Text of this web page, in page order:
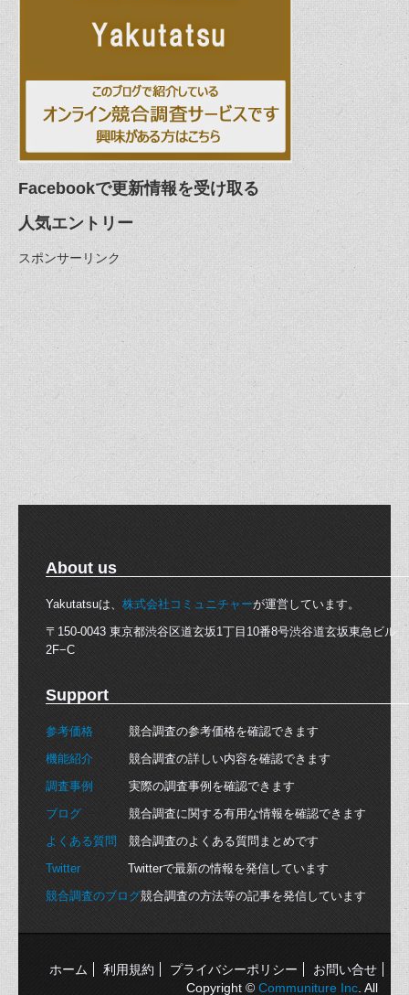
Facebookで更新情報を受け取る
人気エントリー
スポンサーリンク
About us
Yakutatsuは、 株式会社コミュニチャーが運営しています。
〒150-0043 東京都渋谷区道玄坂1丁目10番8号渋谷道玄坂東急ビル
2F−C
Support
参考価格 競合調査の参考価格を確認できます
機能紹介 競合調査の詳しい内容を確認できます
調査事例
実際の調査事例を確認できます
ブログ 競合調査に関する有用な情報を確認できます
よくある質問
競合調査のよくある質問まとめです
TwitterTwitterで最新の情報を発信しています
競合調査のブログ競合調査の方法等の記事を発信しています
ホーム 利用規約 プライバシーポリシー
お問い合せ
Copyright © Communiture Inc. All